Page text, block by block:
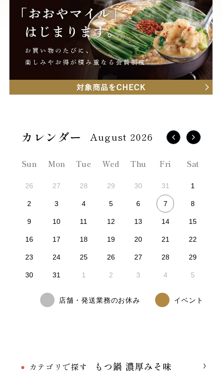
カテゴリで探す
もつ鍋 濃厚みそ味
August 2026
Sun Mon Tue Wed Thu Fri Sat
26 27 28 29 30 31 1
2 3 4 5 6 7 8
9 10 11 12 13 14 15
16 17 18 19 20 21 22
23 24 25 26 27 28 29
30 31 1 2 3 4 5
店舗・発送業務のお休み イベント